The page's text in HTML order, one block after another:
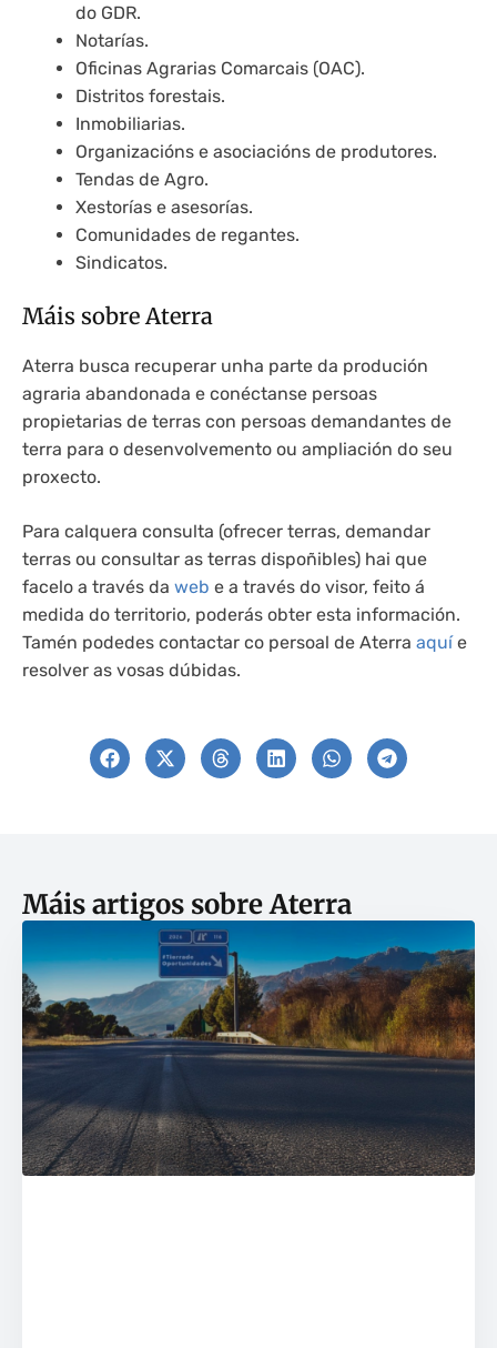
do GDR.
Notarías.
Oficinas Agrarias Comarcais (OAC).
Distritos forestais.
Inmobiliarias.
Organizacións e asociacións de produtores.
Tendas de Agro.
Xestorías e asesorías.
Comunidades de regantes.
Sindicatos.
Máis sobre Aterra
Aterra busca recuperar unha parte da produción
agraria abandonada e conéctanse persoas
propietarias de terras con persoas demandantes de
terra para o desenvolvemento ou ampliación do seu
proxecto.
Para calquera consulta (ofrecer terras, demandar
terras ou consultar as terras dispoñibles) hai que
facelo a través da web e a través do visor, feito á
medida do territorio, poderás obter esta información.
Tamén podedes contactar co persoal de Aterra aquíe
resolver as vosas dúbidas.
Máis artigos sobreAterra